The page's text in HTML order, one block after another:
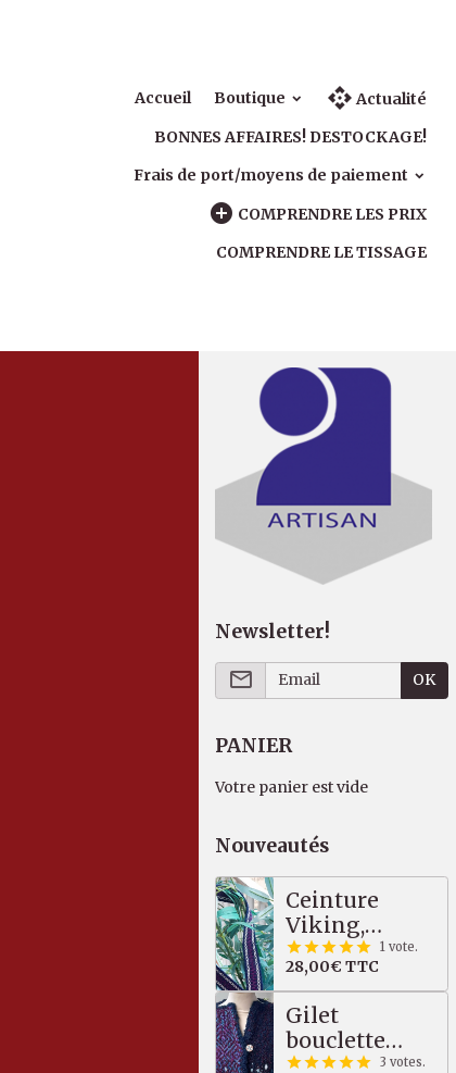
Accueil Boutique
Actualité
BONNES AFFAIRES! DESTOCKAGE!
Frais de port/moyens de paiement
COMPRENDRE LES PRIX
COMPRENDRE LE TISSAGE
Newsletter!
OK
PANIER
Votre panier est vide
Nouveautés
Ceinture
Viking,
bleu/violet,
pure laine
scandinave
1 vote.
28,00€ TTC
Gilet
bouclette
épais très3 votes.